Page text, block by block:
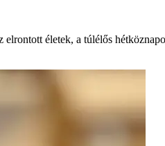
életek, a túlélős